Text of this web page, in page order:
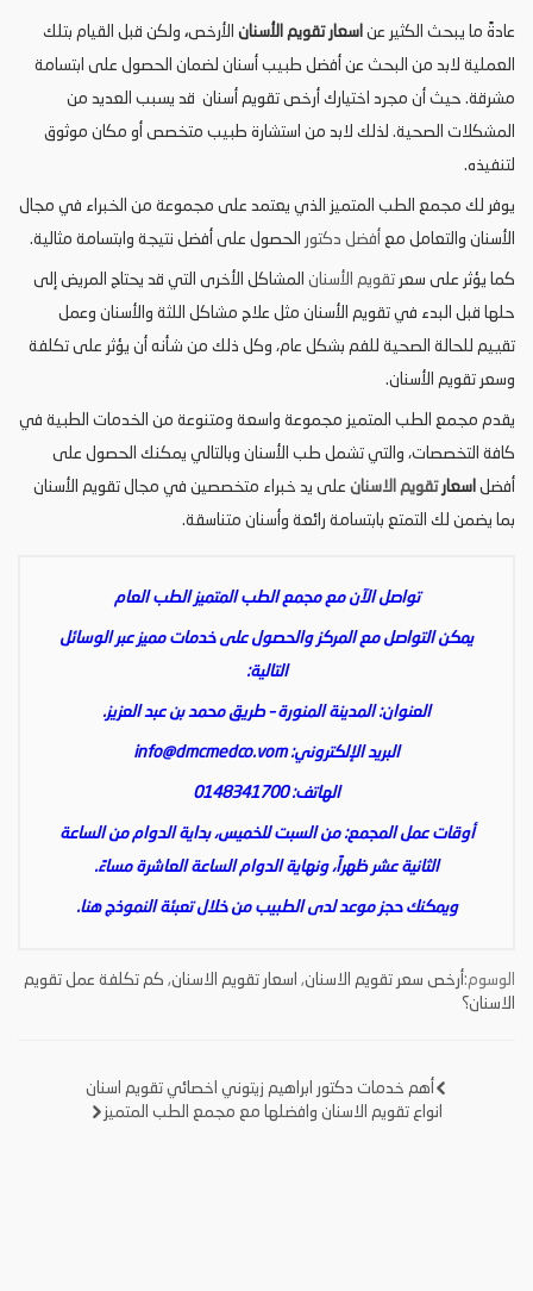
عادةً ما يبحث الكثير عن اسعار تقويم الأسنان الأرخص، ولكن قبل القيام بتلك
العملية لابد من البحث عن أفضل طبيب أسنان لضمان الحصول على ابتسامة
مشرقة. حيث أن مجرد اختيارك أرخص تقويم أسنان قد يسبب العديد من
المشكلات الصحية. لذلك لابد من استشارة طبيب متخصص أو مكان موثوق
لتنفيذه.
يوفر لك مجمع الطب المتميز الذي يعتمد على مجموعة من الخبراء في مجال
الأسنان والتعامل مع أفضل دكتور الحصول على أفضل نتيجة وابتسامة مثالية.
كما يؤثر على سعر تقويم الأسنان المشاكل الأخرى التي قد يحتاج المريض إلى
حلها قبل البدء في تقويم الأسنان مثل علاج مشاكل اللثة والأسنان وعمل
تقييم للحالة الصحية للفم بشكل عام، وكل ذلك من شأنه أن يؤثر على تكلفة
وسعر تقويم الأسنان.
يقدم مجمع الطب المتميز مجموعة واسعة ومتنوعة من الخدمات الطبية في
كافة التخصصات، والتي تشمل طب الأسنان وبالتالي يمكنك الحصول على
أفضل اسعار تقويم الاسنان على يد خبراء متخصصين في مجال تقويم الأسنان
بما يضمن لك التمتع بابتسامة رائعة وأسنان متناسقة.
تواصل الآن مع مجمع الطب المتميز الطب العام
يمكن التواصل مع المركز والحصول على خدمات مميز عبر الوسائل
التالية:
العنوان: المدينة المنورة – طريق محمد بن عبد العزيز.
البريد الإلكتروني:info@dmcmedco.vom
الهاتف: 0148341700
أوقات عمل المجمع: من السبت للخميس، بداية الدوام من الساعة
الثانية عشر ظهراً، ونهاية الدوام الساعة العاشرة مساءً.
ويمكنك حجز موعد لدى الطبيب من خلال تعبئة النموذجهنا.
الوسوم: أرخص سعر تقويم الاسنان, اسعار تقويم الاسنان, كم تكلفة عمل تقويم
الاسنان؟
تصفّحأهم خدمات دكتور ابراهيم زيتوني اخصائي تقويم اسنان
انواع تقويم الاسنان وافضلها مع مجمع الطب المتميز